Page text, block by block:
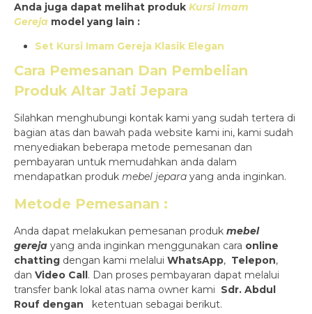
Anda juga dapat melihat produk Kursi Imam
Gereja model yang lain :
Set Kursi Imam Gereja Klasik Elegan
Cara Pemesanan Dan Pembelian
Produk Altar Jati Jepara
Silahkan menghubungi kontak kami yang sudah tertera di
bagian atas dan bawah pada website kami ini, kami sudah
menyediakan beberapa metode pemesanan dan
pembayaran untuk memudahkan anda dalam
mendapatkan produk mebel jepara yang anda inginkan.
Metode Pemesanan :
Anda dapat melakukan pemesanan produk mebel
gereja yang anda inginkan menggunakan cara online
chatting dengan kami melalui WhatsApp, Telepon,
dan Video Call. Dan proses pembayaran dapat melalui
transfer bank lokal atas nama owner kami Sdr. Abdul
Rouf dengan ketentuan sebagai berikut.